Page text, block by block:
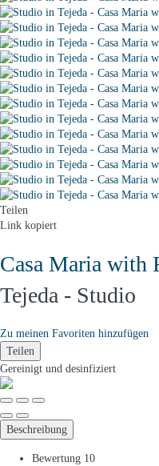
Teilen
Link kopiert
Casa Maria with
Tejeda - Studio
Zu meinen Favoriten hinzufügen
Teilen
Gereinigt und desinfiziert
Beschreibung
Bewertung 10